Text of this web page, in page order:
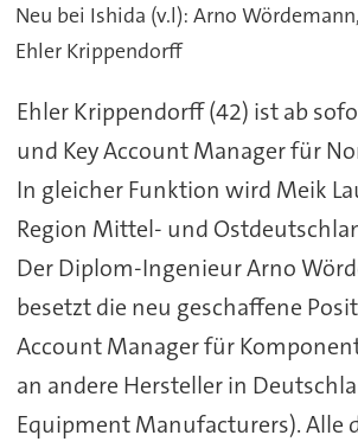
Neu bei Ishida (v.l): Arno
Ehler Krippendorff
Ehler Krippendorff (42) ist ab
und Key Account Manager für
In gleicher Funktion wird Meik
Region Mittel- und
Der Diplom-Ingenieur Arno
besetzt die neu geschaffene
Account Manager für
an andere Hersteller in
Equipment Manufacturers). Alle